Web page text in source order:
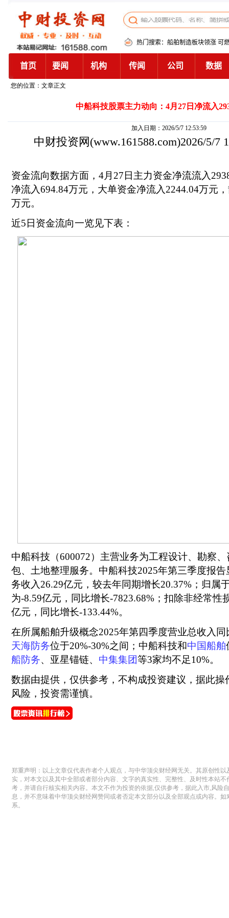
您的位置：文章正文
中船科技股票主力动向：4月27日净流入
加入日期：2026/5/7 12:53:59
中财投资网 (www.161588.com)2026/5/7
资金流向数据方面，4月27日主力资金净流流入
净流入694.84万元，大单资金净流入2244.04万元
万元。
近5日资金流向一览见下表：
中船科技（600072）主营业务为工程设计、勘察
包、土地整理服务。中船科技2025年第三季度报
务收入26.29亿元，较去年同期增长20.37%；归属
为-8.59亿元，同比增长-7823.68%；扣除非经常性
亿元，同比增长-133.44%。
在所属船舶升级概念2025年第四季度营业总收入同
天海防务位于20%-30%之间；中船科技和中国船舶
船防务、亚星锚链、 中集集团等3家均不足10%。
数据由提供，仅供参考，不构成投资建议，据此操
风险，投资需谨慎。